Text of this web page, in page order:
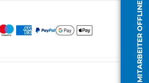
MITARBEITER OFFLINE